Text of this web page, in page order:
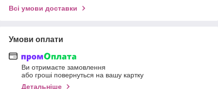
Всі умови доставки
Умови оплати
Ви отримаєте замовлення
або гроші повернуться на вашу картку
Детальніше